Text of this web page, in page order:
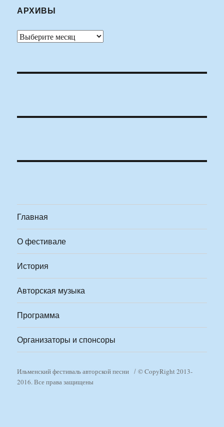
АРХИВЫ
Архивы
Главная
О фестивале
История
Авторская музыка
Программа
Организаторы и спонсоры
Ильменский фестиваль авторской песни
© CopyRight 2013-
2016. Все права защищены